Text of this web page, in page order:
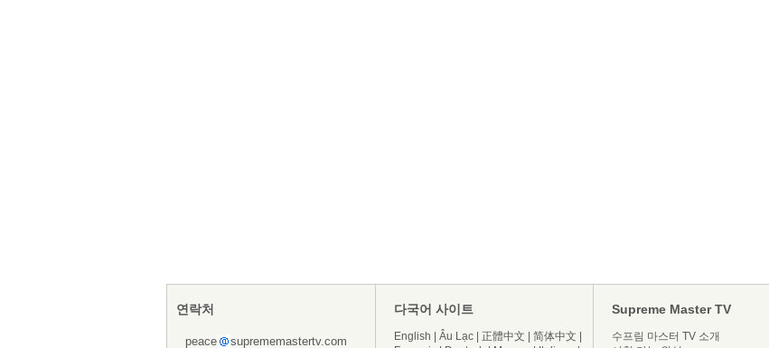
연락처
peace suprememastertv.com
다국어 사이트
English | Âu Lạc | 正體中文 | 简体中文 |
Supreme Master TV
수프림 마스터 TV 소개